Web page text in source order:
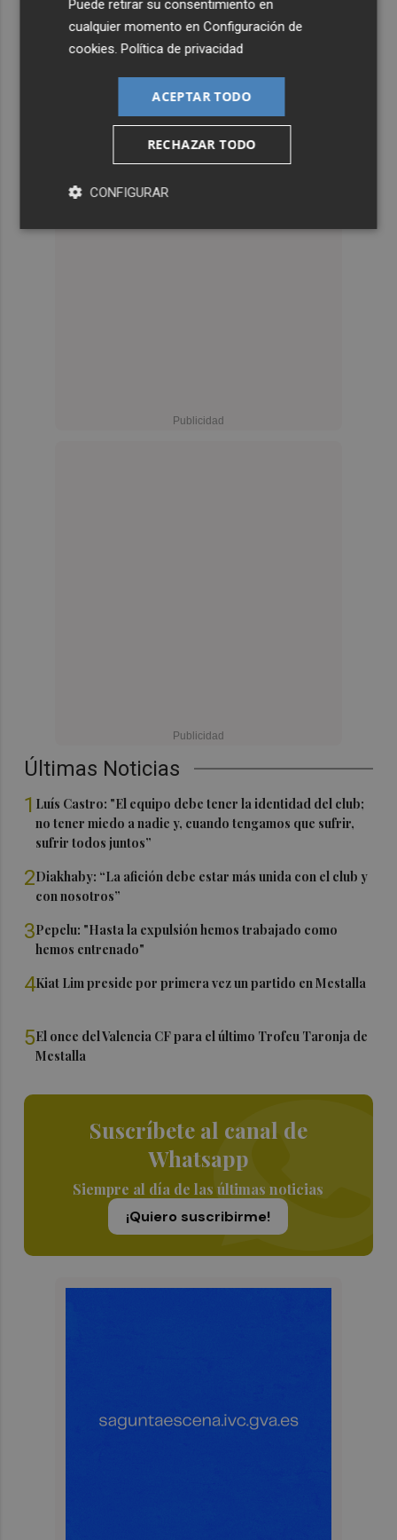
Últimas Noticias
1 Luís Castro: "El equipo debe tener la identidad del club;
no tener miedo a nadie y, cuando tengamos que sufrir,
sufrir todos juntos”
2Diakhaby: “La afición debe estar más unida con el club y
con nosotros”
3Pepelu: "Hasta la expulsión hemos trabajado como
hemos entrenado"
4Kiat Lim preside por primera vez un partido en Mestalla
5El once del Valencia CF para el último Trofeu Taronja de
Mestalla
Suscríbete al canal de
Whatsapp
Siempre al día de las últimas noticias
¡Quiero suscribirme!
Puede retirar su consentimiento en
cualquier momento enConfiguración de
cookies .Política de privacidad
ACEPTAR TODO
RECHAZAR TODO
CONFIGURAR